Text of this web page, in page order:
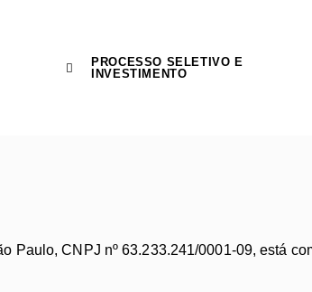
PROCESSO SELETIVO E
INVESTIMENTO
Paulo, CNPJ nº 63.233.241/0001-09, está